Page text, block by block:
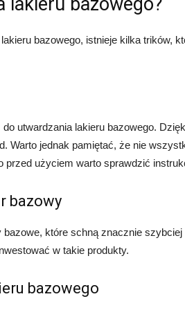
bazowego, istnieje kilka trików,
utwardzania lakieru bazowego.
Warto jednak pamiętać, że nie
użyciem warto sprawdzić
bazowy
które schną znacznie
w takie produkty.
bazowego